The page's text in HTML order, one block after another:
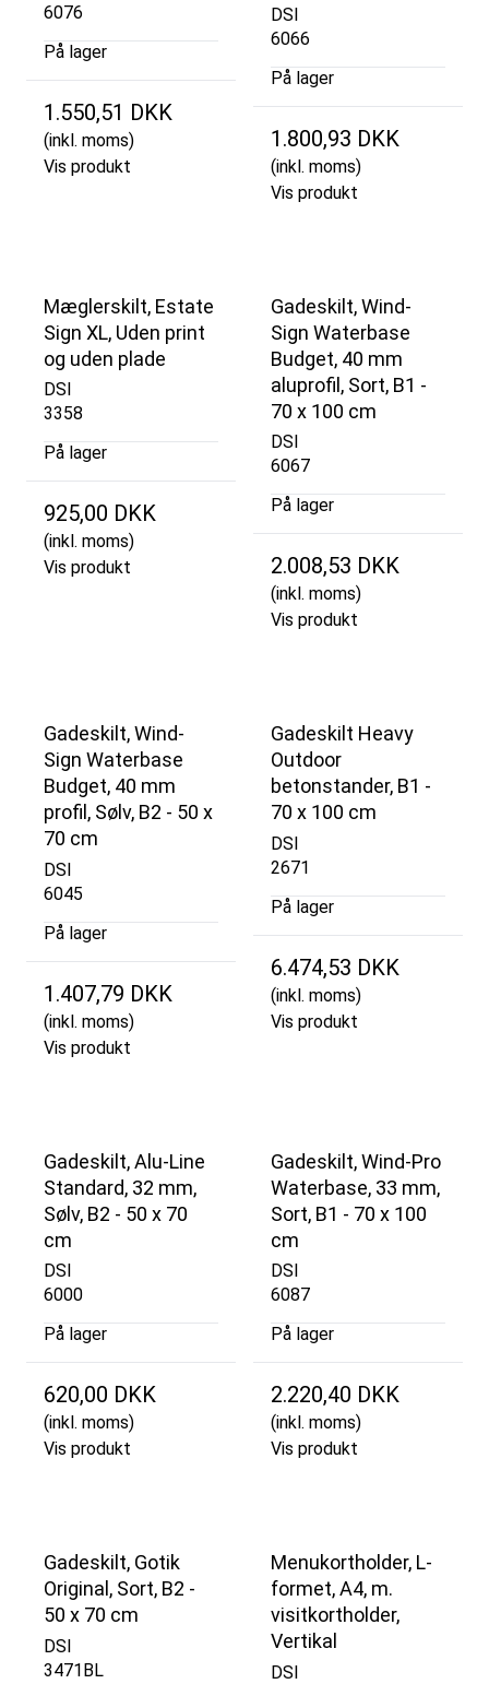
6076
På lager
1.550,51 DKK
(inkl. moms)
Vis produkt
DSI
6066
På lager
1.800,93 DKK
(inkl. moms)
Vis produkt
Mæglerskilt, Estate
Sign XL, Uden print
og uden plade
DSI
3358
På lager
925,00 DKK
(inkl. moms)
Vis produkt
Gadeskilt, Wind-
Sign Waterbase
Budget, 40 mm
aluprofil, Sort, B1 -
70 x 100 cm
DSI
6067
På lager
2.008,53 DKK
(inkl. moms)
Vis produkt
Gadeskilt, Wind-
Sign Waterbase
Budget, 40 mm
profil, Sølv, B2 - 50 x
70 cm
DSI
6045
På lager
1.407,79 DKK
(inkl. moms)
Vis produkt
Gadeskilt Heavy
Outdoor
betonstander, B1 -
70 x 100 cm
DSI
2671
På lager
6.474,53 DKK
(inkl. moms)
Vis produkt
Gadeskilt, Alu-Line
Standard, 32 mm,
Sølv, B2 - 50 x 70
cm
DSI
6000
På lager
620,00 DKK
(inkl. moms)
Vis produkt
Gadeskilt, Wind-Pro
Waterbase, 33 mm,
Sort, B1 - 70 x 100
cm
DSI
6087
På lager
2.220,40 DKK
(inkl. moms)
Vis produkt
Gadeskilt, Gotik
Original, Sort, B2 -
50 x 70 cm
DSI
3471BL
Menukortholder, L-
formet, A4, m.
visitkortholder,
Vertikal
DSI